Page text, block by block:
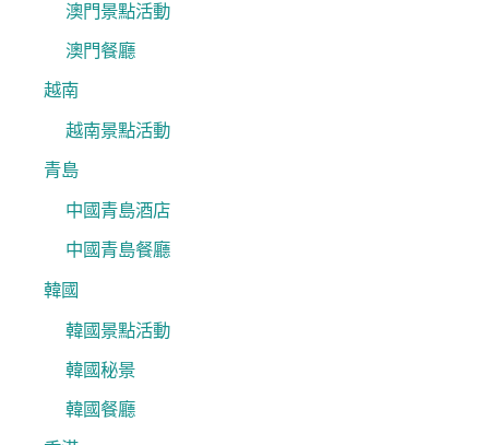
澳門景點活動
澳門餐廳
越南
越南景點活動
青島
中國青島酒店
中國青島餐廳
韓國
韓國景點活動
韓國秘景
韓國餐廳